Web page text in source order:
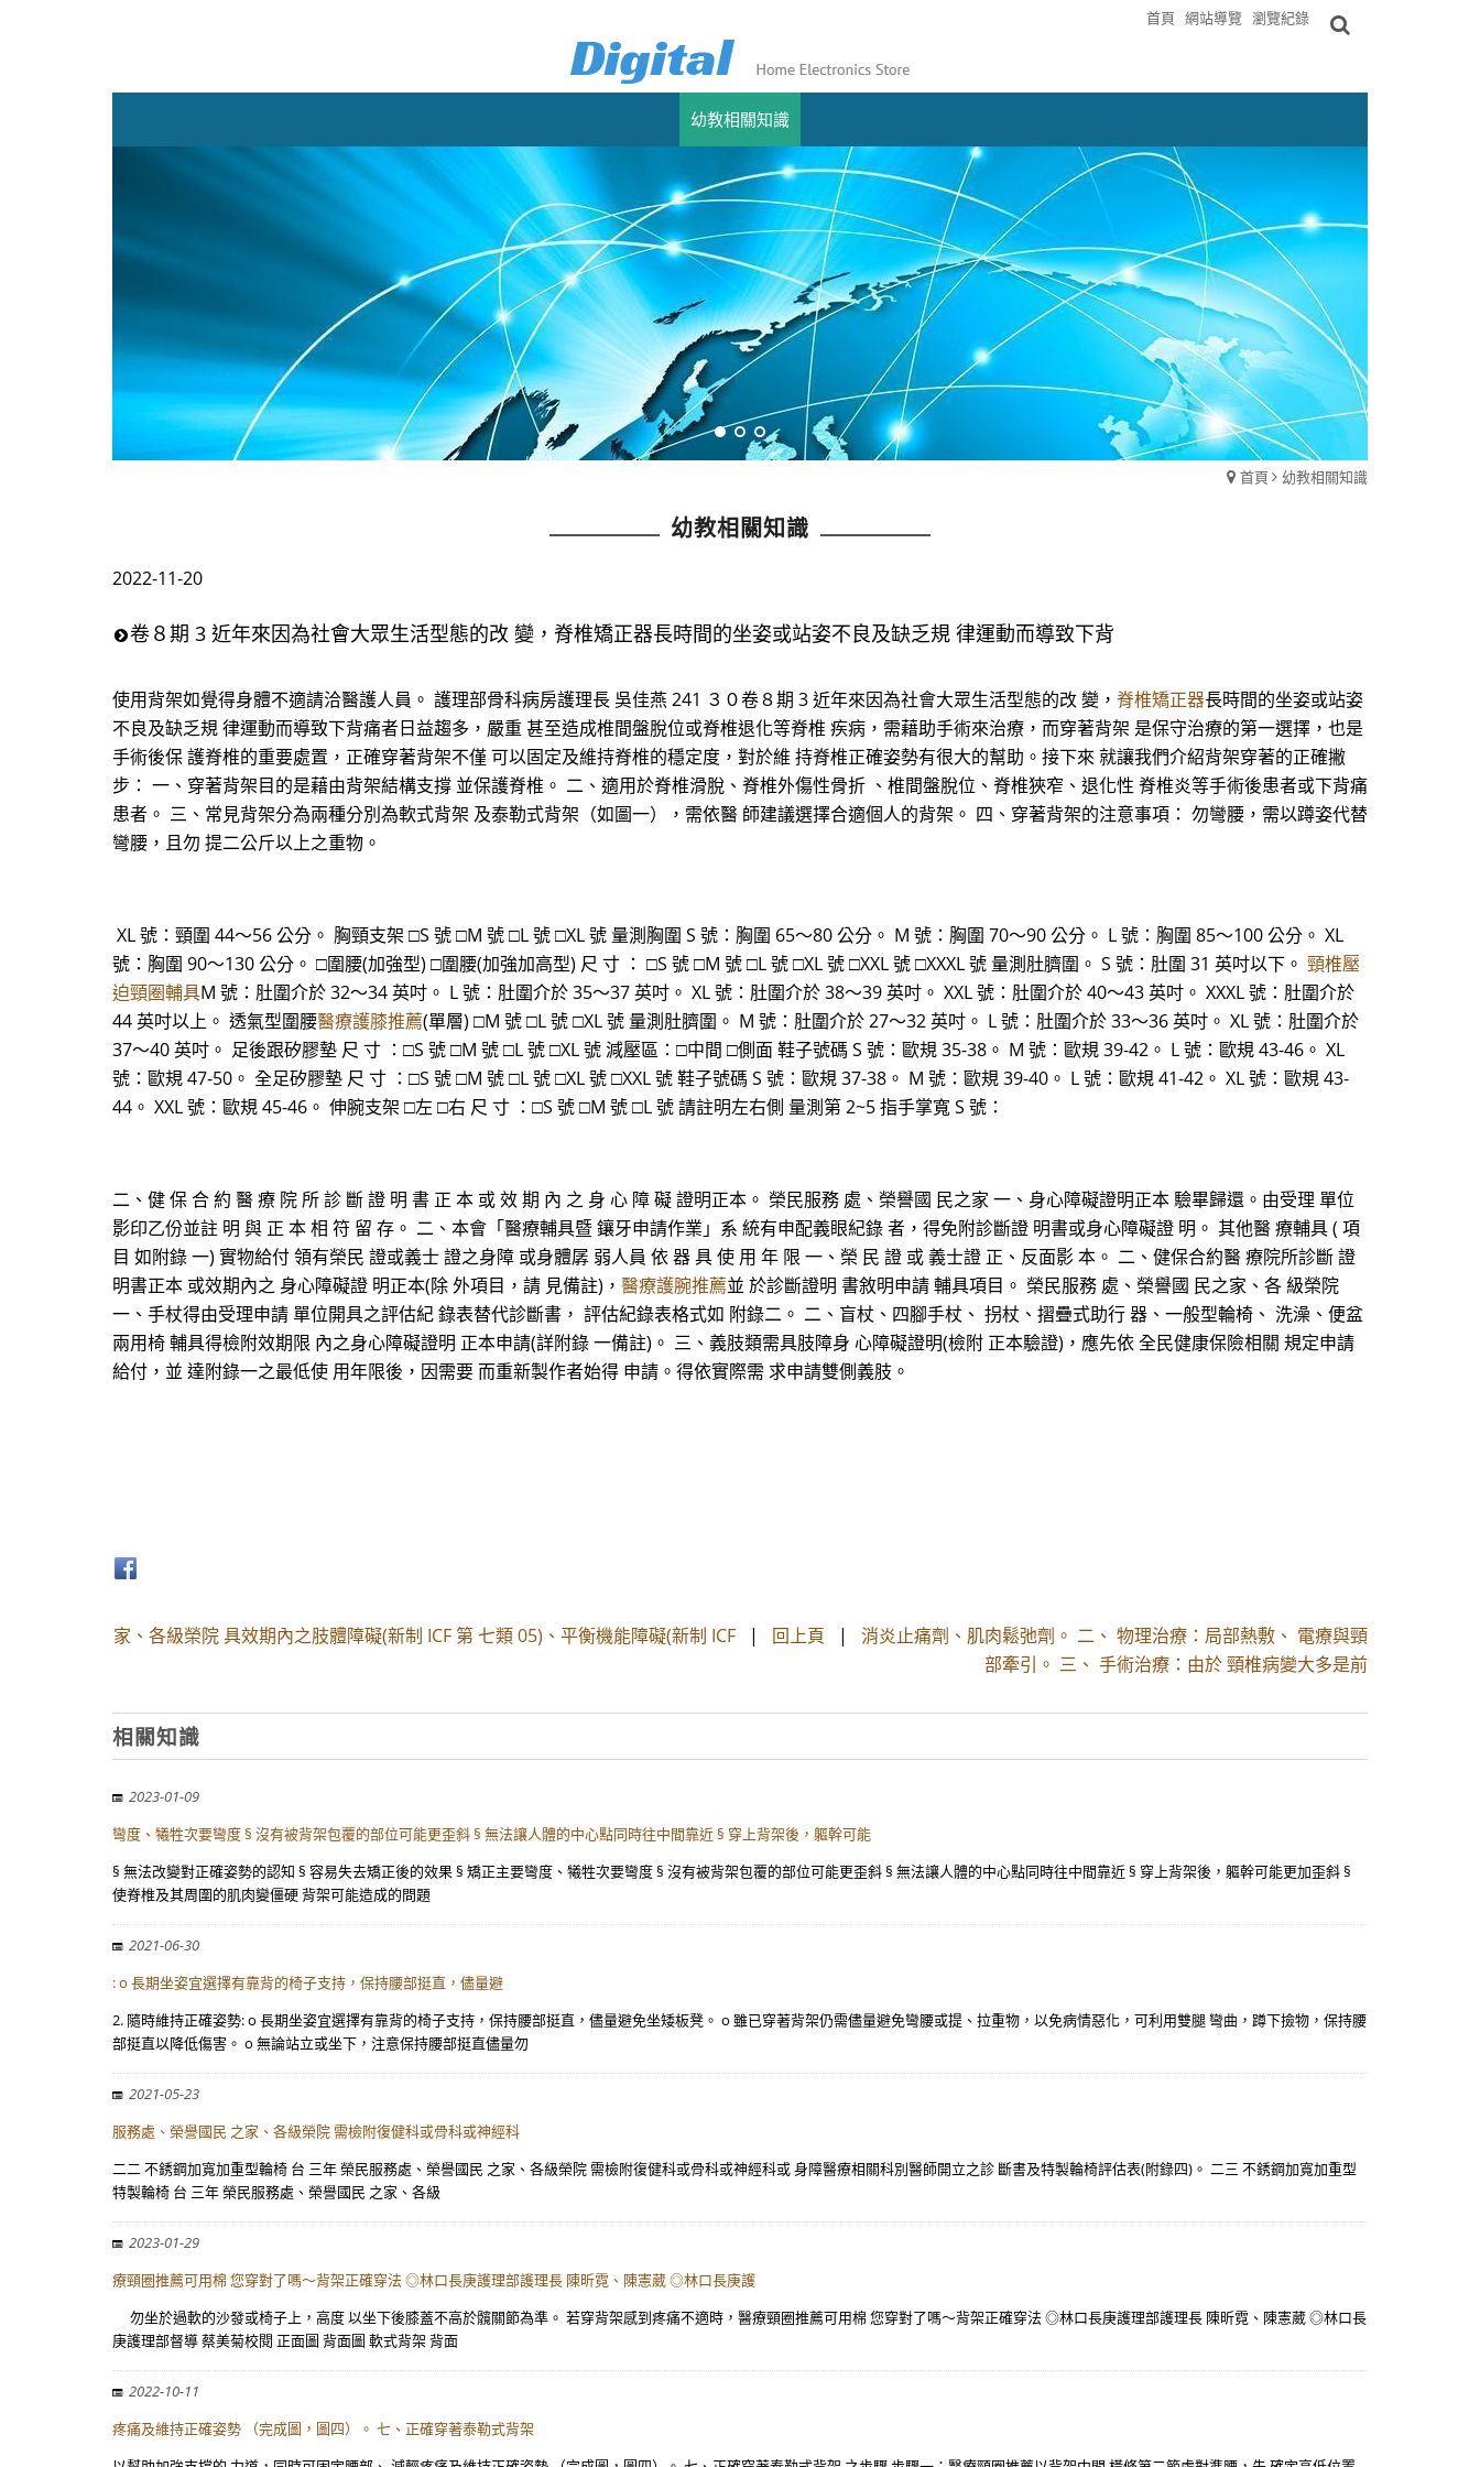
首頁 網站導覽 瀏覽紀錄
幼教相關知識
首頁 幼教相關知識
幼教相關知識
2022-11-20
卷８期 3 近年來因為社會大眾生活型態的改 變，脊椎矯正器長時間的坐姿或站姿不良及缺乏規 律運動而導致下背
使用背架如覺得身體不適請洽醫護人員。 護理部骨科病房護理長 吳佳燕 241 ３０卷８期 3 近年來因為社會大眾生活型態的改 變， 脊椎矯正器長時間的坐姿或站姿
不良及缺乏規 律運動而導致下背痛者日益趨多，嚴重 甚至造成椎間盤脫位或脊椎退化等脊椎 疾病，需藉助手術來治療，而穿著背架 是保守治療的第一選擇，也是
手術後保 護脊椎的重要處置，正確穿著背架不僅 可以固定及維持脊椎的穩定度，對於維 持脊椎正確姿勢有很大的幫助。接下來 就讓我們介紹背架穿著的正確撇
步： 一、穿著背架目的是藉由背架結構支撐 並保護脊椎。 二、適用於脊椎滑脫、脊椎外傷性骨折 、椎間盤脫位、脊椎狹窄、退化性 脊椎炎等手術後患者或下背痛
患者。 三、常見背架分為兩種分別為軟式背架 及泰勒式背架（如圖一），需依醫 師建議選擇合適個人的背架。 四、穿著背架的注意事項： 勿彎腰，需以蹲姿代替
彎腰，且勿 提二公斤以上之重物。
XL 號：頸圍 44～56 公分。 胸頸支架 □S 號 □M 號 □L 號 □XL 號 量測胸圍 S 號：胸圍 65～80 公分。 M 號：胸圍 70～90 公分。 L 號：胸圍 85～100 公分。 XL
號：胸圍 90～130 公分。 □圍腰(加強型) □圍腰(加強加高型) 尺 寸 ： □S 號 □M 號 □L 號 □XL 號 □XXL 號 □XXXL 號 量測肚臍圍。 S 號：肚圍 31 英吋以下。 頸椎壓
迫頸圈輔具M 號：肚圍介於 32～34 英吋。 L 號：肚圍介於 35～37 英吋。 XL 號：肚圍介於 38～39 英吋。 XXL 號：肚圍介於 40～43 英吋。 XXXL 號：肚圍介於
44 英吋以上。 透氣型圍腰醫療護膝推薦(單層) □M 號 □L 號 □XL 號 量測肚臍圍。 M 號：肚圍介於 27～32 英吋。 L 號：肚圍介於 33～36 英吋。 XL 號：肚圍介於
37～40 英吋。 足後跟矽膠墊 尺 寸 ：□S 號 □M 號 □L 號 □XL 號 減壓區：□中間 □側面 鞋子號碼 S 號：歐規 35-38。 M 號：歐規 39-42。 L 號：歐規 43-46。 XL
號：歐規 47-50。 全足矽膠墊 尺 寸 ：□S 號 □M 號 □L 號 □XL 號 □XXL 號 鞋子號碼 S 號：歐規 37-38。 M 號：歐規 39-40。 L 號：歐規 41-42。 XL 號：歐規 43-
44。 XXL 號：歐規 45-46。 伸腕支架 □左 □右 尺 寸 ：□S 號 □M 號 □L 號 請註明左右側 量測第 2~5 指手掌寬 S 號：
二、健 保 合 約 醫 療 院 所 診 斷 證 明 書 正 本 或 效 期 內 之 身 心 障 礙 證明正本。 榮民服務 處、榮譽國 民之家 一、身心障礙證明正本 驗畢歸還。由受理 單位
影印乙份並註 明 與 正 本 相 符 留 存。 二、本會「醫療輔具暨 鑲牙申請作業」系 統有申配義眼紀錄 者，得免附診斷證 明書或身心障礙證 明。 其他醫 療輔具 ( 項
目 如附錄 一) 實物給付 領有榮民 證或義士 證之身障 或身體孱 弱人員 依 器 具 使 用 年 限 一、榮 民 證 或 義士證 正、反面影 本。 二、健保合約醫 療院所診斷 證
明書正本 或效期內之 身心障礙證 明正本(除 外項目，請 見備註)， 醫療護腕推薦並 於診斷證明 書敘明申請 輔具項目。 榮民服務 處、榮譽國 民之家、各 級榮院
一、手杖得由受理申請 單位開具之評估紀 錄表替代診斷書， 評估紀錄表格式如 附錄二。 二、盲杖、四腳手杖、 拐杖、摺疊式助行 器、一般型輪椅、 洗澡、便盆
兩用椅 輔具得檢附效期限 內之身心障礙證明 正本申請(詳附錄 一備註)。 三、義肢類需具肢障身 心障礙證明(檢附 正本驗證)，應先依 全民健康保險相關 規定申請
給付，並 達附錄一之最低使 用年限後，因需要 而重新製作者始得 申請。得依實際需 求申請雙側義肢。
家、各級榮院 具效期內之肢體障礙(新制 ICF 第 七類 05)、平衡機能障礙(新制 ICF | 回上頁 | 消炎止痛劑、肌肉鬆弛劑。 二、 物理治療：局部熱敷、 電療與頸
部牽引。 三、 手術治療：由於 頸椎病變大多是前
相關知識
2023-01-09
彎度、犧牲次要彎度 § 沒有被背架包覆的部位可能更歪斜 § 無法讓人體的中心點同時往中間靠近 § 穿上背架後，軀幹可能
§ 無法改變對正確姿勢的認知 § 容易失去矯正後的效果 § 矯正主要彎度、犧牲次要彎度 § 沒有被背架包覆的部位可能更歪斜 § 無法讓人體的中心點同時往中間靠近 § 穿上背架後，軀幹可能更加歪斜 §
使脊椎及其周圍的肌肉變僵硬 背架可能造成的問題
2021-06-30
: o 長期坐姿宜選擇有靠背的椅子支持，保持腰部挺直，儘量避
2. 隨時維持正確姿勢: o 長期坐姿宜選擇有靠背的椅子支持，保持腰部挺直，儘量避免坐矮板凳。 o 雖已穿著背架仍需儘量避免彎腰或提、拉重物，以免病情惡化，可利用雙腿 彎曲，蹲下撿物，保持腰
部挺直以降低傷害。 o 無論站立或坐下，注意保持腰部挺直儘量勿
2021-05-23
服務處、榮譽國民 之家、各級榮院 需檢附復健科或骨科或神經科
二二 不銹鋼加寬加重型輪椅 台 三年 榮民服務處、榮譽國民 之家、各級榮院 需檢附復健科或骨科或神經科或 身障醫療相關科別醫師開立之診 斷書及特製輪椅評估表(附錄四)。 二三 不銹鋼加寬加重型
特製輪椅 台 三年 榮民服務處、榮譽國民 之家、各級
2023-01-29
療頸圈推薦可用棉 您穿對了嗎～背架正確穿法 ◎林口長庚護理部護理長 陳昕霓、陳憲葳 ◎林口長庚護
勿坐於過軟的沙發或椅子上，高度 以坐下後膝蓋不高於髖關節為準。 若穿背架感到疼痛不適時，醫療頸圈推薦可用棉 您穿對了嗎～背架正確穿法 ◎林口長庚護理部護理長 陳昕霓、陳憲葳 ◎林口長
庚護理部督導 蔡美菊校閱 正面圖 背面圖 軟式背架 背面
2022-10-11
疼痛及維持正確姿勢 （完成圖，圖四）。 七、正確穿著泰勒式背架